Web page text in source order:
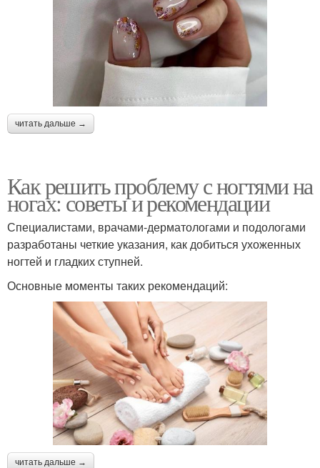
читать дальше →
Как решить проблему с ногтями на
ногах: советы и рекомендации
Специалистами, врачами-дерматологами и подологами
разработаны четкие указания, как добиться ухоженных
ногтей и гладких ступней.
Основные моменты таких рекомендаций:
читать дальше →